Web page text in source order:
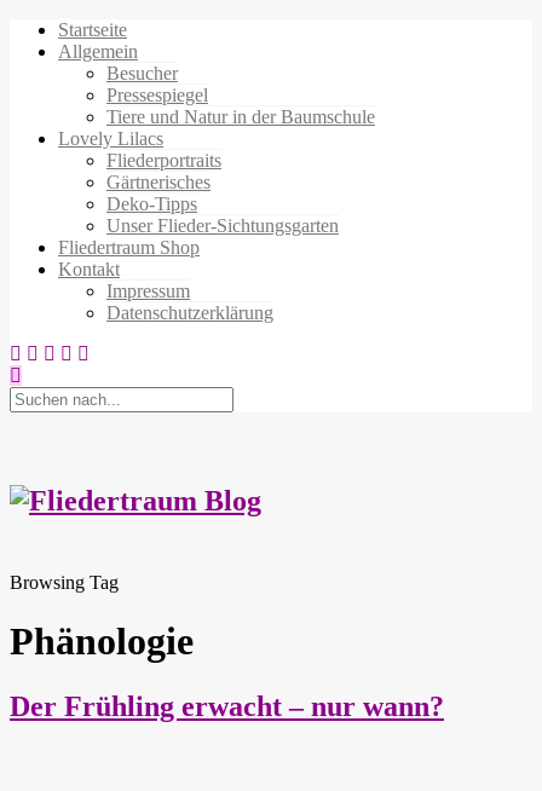
Startseite
Allgemein
Besucher
Pressespiegel
Tiere und Natur in der Baumschule
Lovely Lilacs
Fliederportraits
Gärtnerisches
Deko-Tipps
Unser Flieder-Sichtungsgarten
Fliedertraum Shop
Kontakt
Impressum
Datenschutzerklärung
Browsing Tag
Phänologie
Der Frühling erwacht – nur wann?